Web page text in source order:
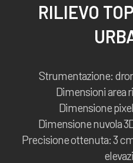
RILIEVO
Strumentazione:
Dimensioni area
Dimensione
Dimensione nuvola
Precisione ottenuta: 3